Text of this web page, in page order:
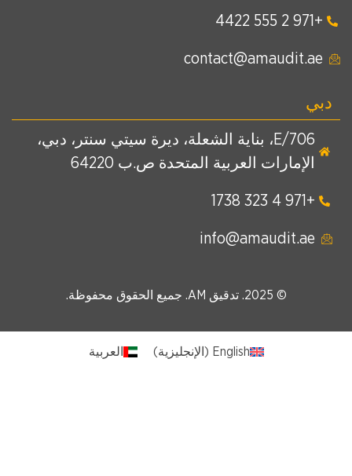
+971 2 555 4422
contact@amaudit.ae
دبي
E/706، بناية الشعلة، ديرة سيتي سنتر، دبي،
الإمارات العربية المتحدة ص.ب 64220
+971 4 323 1738
info@amaudit.ae
© 2025. تدقيق AM. جميع الحقوق محفوظة.
English
( الإنجليزية) العربية